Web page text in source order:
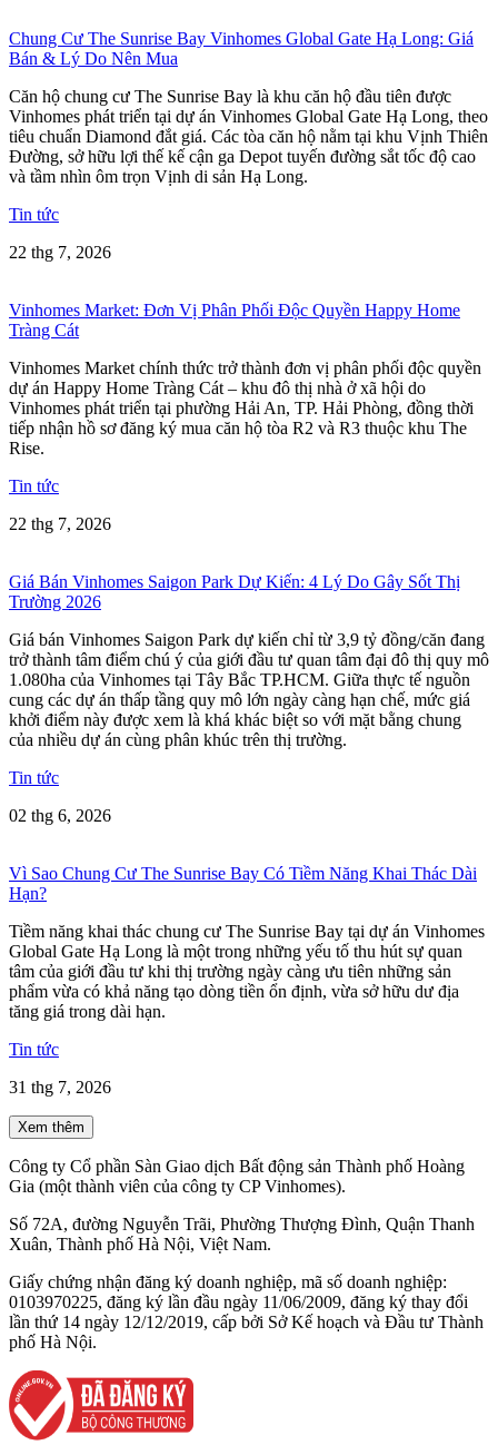
Chung Cư The Sunrise Bay Vinhomes Global Gate Hạ Long: Giá
Bán & Lý Do Nên Mua
Căn hộ chung cư The Sunrise Bay là khu căn hộ đầu tiên được
Vinhomes phát triển tại dự án Vinhomes Global Gate Hạ Long, theo
tiêu chuẩn Diamond đắt giá. Các tòa căn hộ nằm tại khu Vịnh Thiên
Đường, sở hữu lợi thế kế cận ga Depot tuyến đường sắt tốc độ cao
và tầm nhìn ôm trọn Vịnh di sản Hạ Long.
Tin tức
22 thg 7, 2026
Vinhomes Market: Đơn Vị Phân Phối Độc Quyền Happy Home
Tràng Cát
Vinhomes Market chính thức trở thành đơn vị phân phối độc quyền
dự án Happy Home Tràng Cát – khu đô thị nhà ở xã hội do
Vinhomes phát triển tại phường Hải An, TP. Hải Phòng, đồng thời
tiếp nhận hồ sơ đăng ký mua căn hộ tòa R2 và R3 thuộc khu The
Rise.
Tin tức
22 thg 7, 2026
Giá Bán Vinhomes Saigon Park Dự Kiến: 4 Lý Do Gây Sốt Thị
Trường 2026
Giá bán Vinhomes Saigon Park dự kiến chỉ từ 3,9 tỷ đồng/căn đang
trở thành tâm điểm chú ý của giới đầu tư quan tâm đại đô thị quy mô
1.080ha của Vinhomes tại Tây Bắc TP.HCM. Giữa thực tế nguồn
cung các dự án thấp tầng quy mô lớn ngày càng hạn chế, mức giá
khởi điểm này được xem là khá khác biệt so với mặt bằng chung
của nhiều dự án cùng phân khúc trên thị trường.
Tin tức
02 thg 6, 2026
Vì Sao Chung Cư The Sunrise Bay Có Tiềm Năng Khai Thác Dài
Hạn?
Tiềm năng khai thác chung cư The Sunrise Bay tại dự án Vinhomes
Global Gate Hạ Long là một trong những yếu tố thu hút sự quan
tâm của giới đầu tư khi thị trường ngày càng ưu tiên những sản
phẩm vừa có khả năng tạo dòng tiền ổn định, vừa sở hữu dư địa
tăng giá trong dài hạn.
Tin tức
31 thg 7, 2026
Xem thêm
Công ty Cổ phần Sàn Giao dịch Bất động sản Thành phố Hoàng
Gia (một thành viên của công ty CP Vinhomes).
Số 72A, đường Nguyễn Trãi, Phường Thượng Đình, Quận Thanh
Xuân, Thành phố Hà Nội, Việt Nam.
Giấy chứng nhận đăng ký doanh nghiệp, mã số doanh nghiệp:
0103970225, đăng ký lần đầu ngày 11/06/2009, đăng ký thay đổi
lần thứ 14 ngày 12/12/2019, cấp bởi Sở Kế hoạch và Đầu tư Thành
phố Hà Nội.